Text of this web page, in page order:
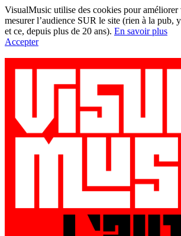
VisualMusic utilise des cookies pour améliorer
mesurer l’audience SUR le site (rien à la pub,
et ce, depuis plus de 20 ans). En savoir plus
Accepter